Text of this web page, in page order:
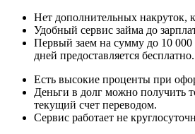
Нет дополнительных накруток,
Удобный сервис займа до
Первый заем на сумму до 10 000
дней предоставляется бесплатно.
Есть высокие проценты при
Деньги в долг можно получить
текущий счет переводом.
Сервис работает не